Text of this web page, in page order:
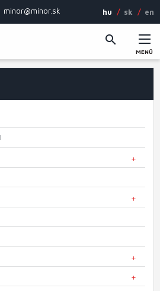
minor@minor.sk hu sk en
MENÜ